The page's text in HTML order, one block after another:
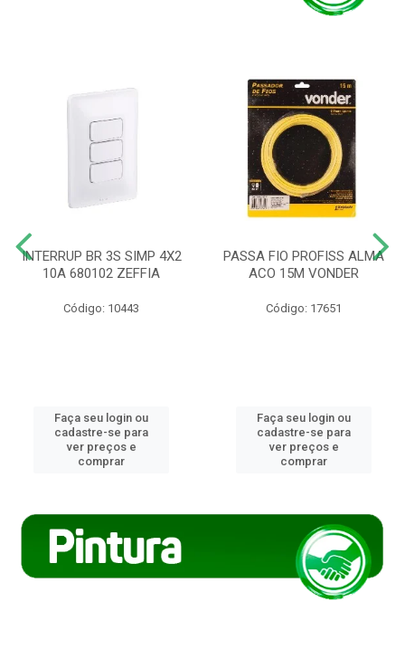
INTERRUP BR 3S SIMP 4X2
10A 680102 ZEFFIA
Código: 10443
Faça seu login ou
cadastre-se para
ver preços e
comprar
PASSA FIO PROFISS ALMA
ACO 15M VONDER
Código: 17651
Faça seu login ou
cadastre-se para
ver preços e
comprar